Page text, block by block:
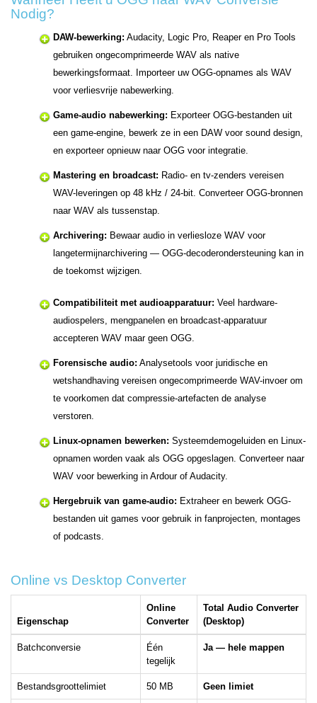
Nodig?
DAW-bewerking: Audacity, Logic Pro, Reaper en Pro Tools
gebruiken ongecomprimeerde WAV als native
bewerkingsformaat. Importeer uw OGG-opnames als WAV
voor verliesvrije nabewerking.
Game-audio nabewerking: Exporteer OGG-bestanden uit
een game-engine, bewerk ze in een DAW voor sound design,
en exporteer opnieuw naar OGG voor integratie.
Mastering en broadcast: Radio- en tv-zenders vereisen
WAV-leveringen op 48 kHz / 24-bit. Converteer OGG-bronnen
naar WAV als tussenstap.
Archivering: Bewaar audio in verliesloze WAV voor
langetermijnarchivering — OGG-decoderondersteuning kan in
de toekomst wijzigen.
Compatibiliteit met audioapparatuur: Veel hardware-
audiospelers, mengpanelen en broadcast-apparatuur
accepteren WAV maar geen OGG.
Forensische audio: Analysetools voor juridische en
wetshandhaving vereisen ongecomprimeerde WAV-invoer om
te voorkomen dat compressie-artefacten de analyse
verstoren.
Linux-opnamen bewerken: Systeemdemogeluiden en Linux-
opnamen worden vaak als OGG opgeslagen. Converteer naar
WAV voor bewerking in Ardour of Audacity.
Hergebruik van game-audio: Extraheer en bewerk OGG-
bestanden uit games voor gebruik in fanprojecten, montages
of podcasts.
Online vs Desktop Converter
Eigenschap
Online
Converter
Total Audio Converter
(Desktop)
Batchconversie
Één
tegelijk
Ja — hele mappen
Bestandsgroottelimiet 50 MB Geen limiet